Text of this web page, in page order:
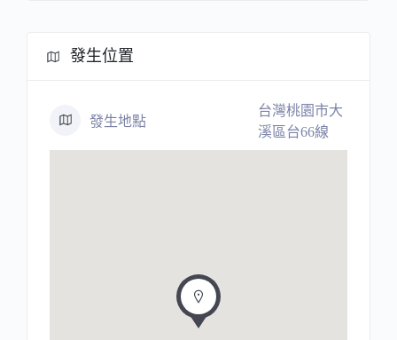
發生位置
發生地點
台灣桃園市大
溪區台66線